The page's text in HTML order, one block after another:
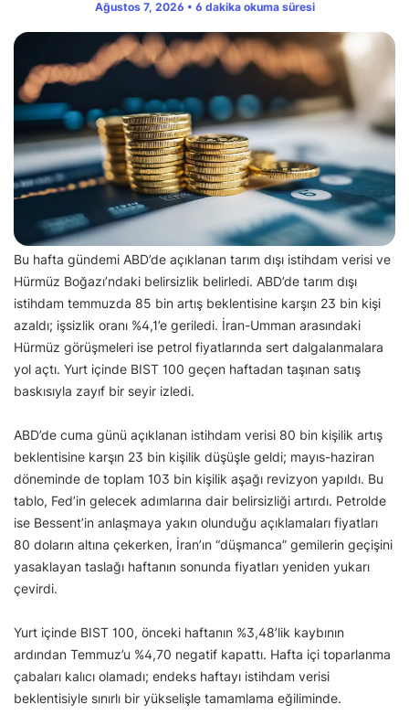
Ağustos 7, 2026 • 6 dakika okuma süresi
Bu hafta gündemi ABD’de açıklanan tarım dışı istihdam verisi ve
Hürmüz Boğazı’ndaki belirsizlik belirledi. ABD’de tarım dışı
istihdam temmuzda 85 bin artış beklentisine karşın 23 bin kişi
azaldı; işsizlik oranı %4,1’e geriledi. İran-Umman arasındaki
Hürmüz görüşmeleri ise petrol fiyatlarında sert dalgalanmalara
yol açtı. Yurt içinde BIST 100 geçen haftadan taşınan satış
baskısıyla zayıf bir seyir izledi.
ABD’de cuma günü açıklanan istihdam verisi 80 bin kişilik artış
beklentisine karşın 23 bin kişilik düşüşle geldi; mayıs-haziran
döneminde de toplam 103 bin kişilik aşağı revizyon yapıldı. Bu
tablo, Fed’in gelecek adımlarına dair belirsizliği artırdı. Petrolde
ise Bessent’in anlaşmaya yakın olunduğu açıklamaları fiyatları
80 doların altına çekerken, İran’ın “düşmanca” gemilerin geçişini
yasaklayan taslağı haftanın sonunda fiyatları yeniden yukarı
çevirdi.
Yurt içinde BIST 100, önceki haftanın %3,48’lik kaybının
ardından Temmuz’u %4,70 negatif kapattı. Hafta içi toparlanma
çabaları kalıcı olamadı; endeks haftayı istihdam verisi
beklentisiyle sınırlı bir yükselişle tamamlama eğiliminde.